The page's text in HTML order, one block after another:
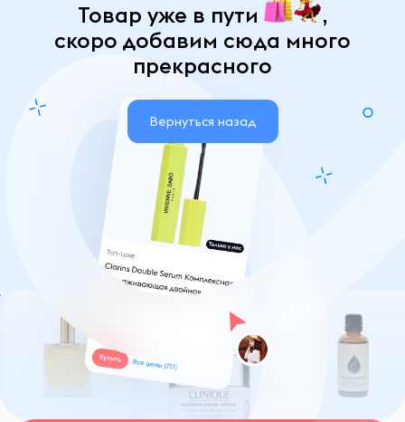
Товар уже в пути
,
скоро добавим сюда много
прекрасного
Вернуться назад